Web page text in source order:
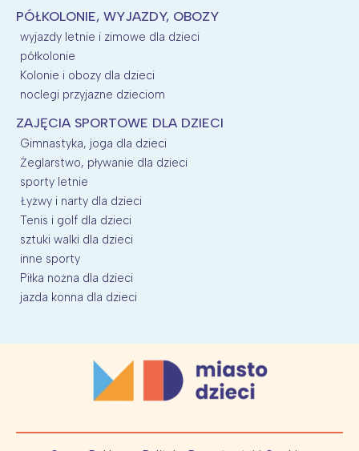
PÓŁKOLONIE, WYJAZDY, OBOZY
wyjazdy letnie i zimowe dla dzieci
półkolonie
Kolonie i obozy dla dzieci
noclegi przyjazne dzieciom
ZAJĘCIA SPORTOWE DLA DZIECI
Gimnastyka, joga dla dzieci
Żeglarstwo, pływanie dla dzieci
sporty letnie
Łyżwy i narty dla dzieci
Tenis i golf dla dzieci
sztuki walki dla dzieci
inne sporty
Piłka nożna dla dzieci
jazda konna dla dzieci